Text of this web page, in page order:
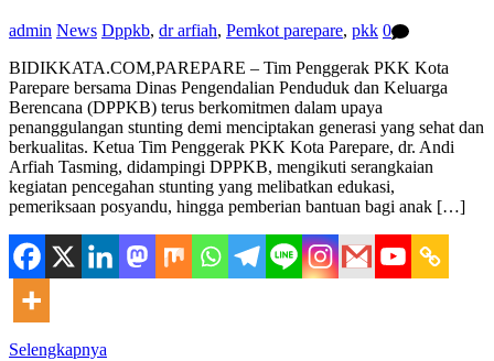
admin News Dppkb, dr arfiah, Pemkot parepare, pkk 0
BIDIKKATA.COM,PAREPARE – Tim Penggerak PKK Kota
Parepare bersama Dinas Pengendalian Penduduk dan Keluarga
Berencana (DPPKB) terus berkomitmen dalam upaya
penanggulangan stunting demi menciptakan generasi yang sehat dan
berkualitas. Ketua Tim Penggerak PKK Kota Parepare, dr. Andi
Arfiah Tasming, didampingi DPPKB, mengikuti serangkaian
kegiatan pencegahan stunting yang melibatkan edukasi,
pemeriksaan posyandu, hingga pemberian bantuan bagi anak […]
Selengkapnya